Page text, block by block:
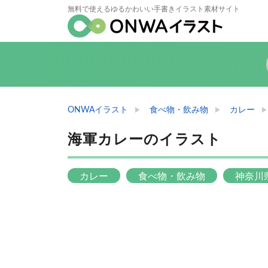
無料で使えるゆるかわいい手書きイラスト素材サイト
ONWAイラスト 食べ物・飲み物 カレー
海軍カレーのイラスト
カレー 食べ物・飲み物 神奈川